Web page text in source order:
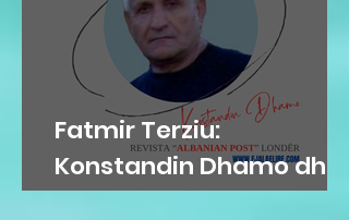
Fatmir Terziu:
Konstandin Dhamo dhe
diksursi i variacionit